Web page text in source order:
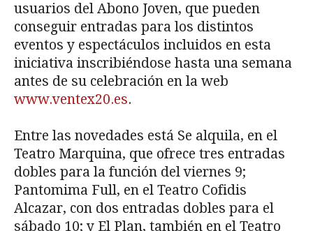
usuarios del Abono Joven, que pueden
conseguir entradas para los distintos
eventos y espectáculos incluidos en esta
iniciativa inscribiéndose hasta una semana
antes de su celebración en la web
www.ventex20.es.
Entre las novedades está Se alquila, en el
Teatro Marquina, que ofrece tres entradas
dobles para la función del viernes 9;
Pantomima Full, en el Teatro Cofidis
Alcazar, con dos entradas dobles para el
sábado 10; y El Plan, también en el Teatro